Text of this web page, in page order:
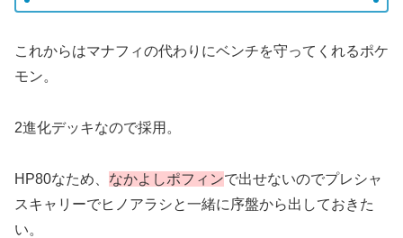
これからはマナフィの代わりにベンチを守ってくれるポケ
モン。
2進化デッキなので採用。
HP80なため、 なかよしポフィンで出せないのでプレシャ
スキャリーでヒノアラシと一緒に序盤から出しておきた
い。